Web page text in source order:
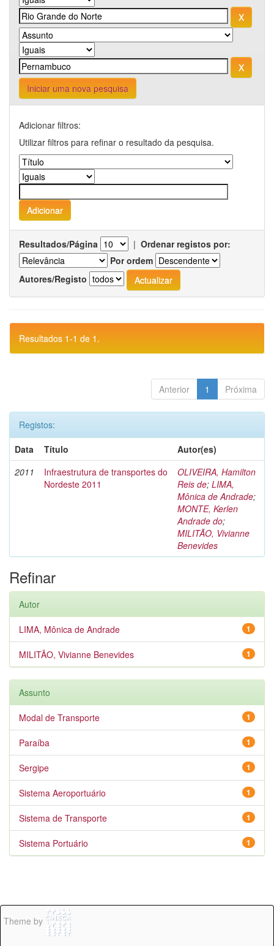
Iniciar uma nova pesquisa
Adicionar filtros:
Utilizar filtros para refinar o resultado da pesquisa.
Resultados/Página | Ordenar registos por:
Por ordem
Autores/Registo
Resultados 1-1 de 1.
Anterior 1 Próxima
Registos:
Data
Título
Autor(es)
2011
Infraestrutura de transportes do
Nordeste 2011
OLIVEIRA, Hamilton
Reis de; LIMA,
Mônica de Andrade;
MONTE, Kerlen
Andrade do;
MILITÃO, Vivianne
Benevides
Refinar
Autor
1
LIMA, Mônica de Andrade
1
MILITÃO, Vivianne Benevides
Assunto
1
Modal de Transporte
1
Paraíba
1
Sergipe
1
Sistema Aeroportuário
1
Sistema de Transporte
1
Sistema Portuário
Theme by